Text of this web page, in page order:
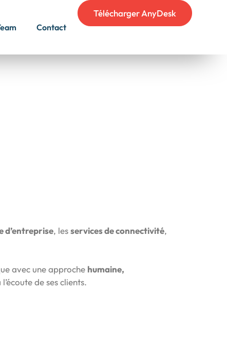
Contact
Télécharger AnyDesk
d’entreprise, lesservices de connectivité,
avec une approche humaine,
de ses clients.